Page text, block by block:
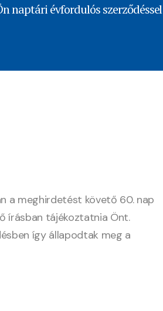
naptári évfordulós szerződéssel
a meghirdetést követő 60. nap
írásban tájékoztatnia Önt.
így állapodtak meg a